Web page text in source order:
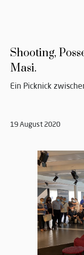
Shooting,
Masi.
Ein Picknick
19 August 2020